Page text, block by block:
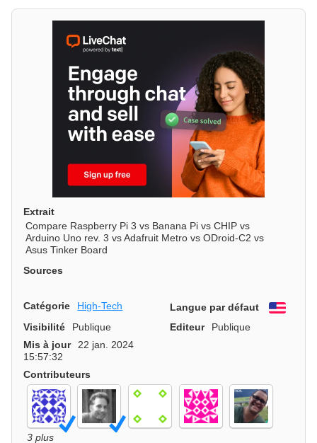
Extrait
Compare Raspberry Pi 3 vs Banana Pi vs CHIP vs
Arduino Uno rev. 3 vs Adafruit Metro vs ODroid-C2 vs
Asus Tinker Board
Sources
Catégorie High-Tech Langue par défaut
Visibilité
Publique Editeur
Publique
Mis à jour
22 jan. 2024
15:57:32
Contributeurs
3 plus